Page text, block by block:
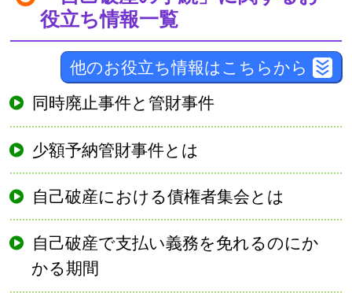
役立ち情報一覧
他のお役立ち情報はこちらから
同時廃止事件と管財事件
少額予納管財事件とは
自己破産における債権者集会とは
自己破産で支払い義務を免れるのにか
かる期間